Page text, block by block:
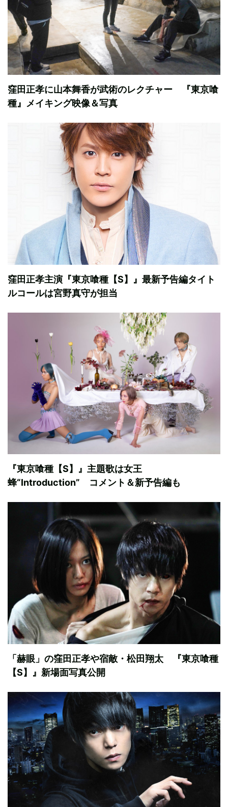
窪田正孝に山本舞香が武術のレクチャー 『東京喰
種』メイキング映像＆写真
窪田正孝主演『東京喰種【S】』最新予告編タイト
ルコールは宮野真守が担当
『東京喰種【S】』主題歌は女王
蜂“Introduction” コメント＆新予告編も
「赫眼」の窪田正孝や宿敵・松田翔太 『東京喰種
【S】』新場面写真公開